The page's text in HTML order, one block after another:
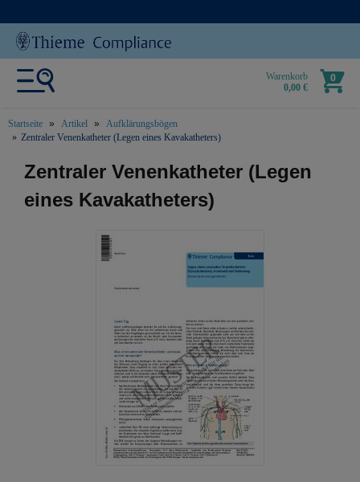
Warenkorb
0,00 €
0
Startseite Artikel
Aufklärungsbögen
Zentraler Venenkatheter (Legen eines Kavakatheters)
text.skipToContent
text.skipToNavigation
Zentraler Venenkatheter (Legen
eines Kavakatheters)